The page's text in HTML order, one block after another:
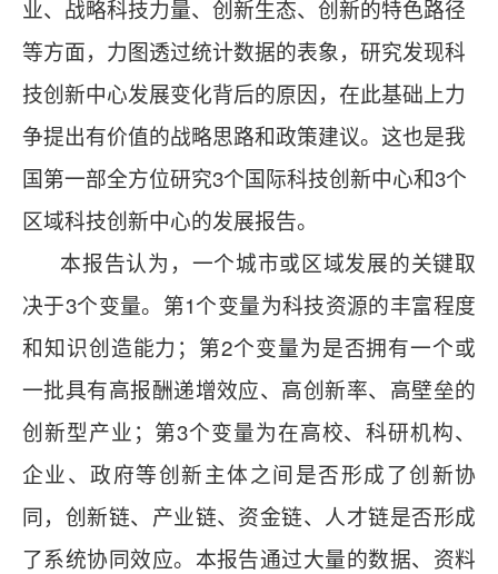
业、战略科技力量、创新生态、创新的特色路径
等方面，力图透过统计数据的表象，研究发现科
技创新中心发展变化背后的原因，在此基础上力
争提出有价值的战略思路和政策建议。这也是我
国第一部全方位研究3个国际科技创新中心和3个
区域科技创新中心的发展报告。
本报告认为，一个城市或区域发展的关键取
决于3个变量。第1个变量为科技资源的丰富程度
和知识创造能力；第2个变量为是否拥有一个或
一批具有高报酬递增效应、高创新率、高壁垒的
创新型产业；第3个变量为在高校、科研机构、
企业、政府等创新主体之间是否形成了创新协
同，创新链、产业链、资金链、人才链是否形成
了系统协同效应。本报告通过大量的数据、资料